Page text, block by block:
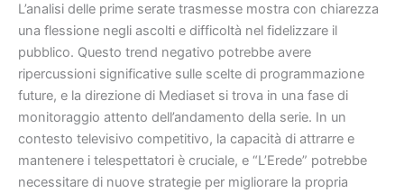
L’analisi delle prime serate trasmesse mostra con chiarezza
una flessione negli ascolti e difficoltà nel fidelizzare il
pubblico. Questo trend negativo potrebbe avere
ripercussioni significative sulle scelte di programmazione
future, e la direzione di Mediaset si trova in una fase di
monitoraggio attento dell’andamento della serie. In un
contesto televisivo competitivo, la capacità di attrarre e
mantenere i telespettatori è cruciale, e “L’Erede” potrebbe
necessitare di nuove strategie per migliorare la propria